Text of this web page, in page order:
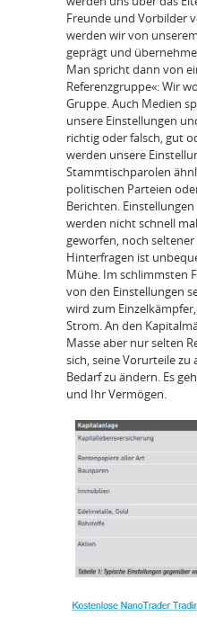
Freunde und Vorbilder
werden wir von
geprägt und
Man spricht dann von
Referenzgruppe«: Wir
Gruppe. Auch Medien
unsere Einstellungen
richtig oder falsch, gut
werden unsere
Stammtischparolen
politischen Parteien
Berichten.
werden nicht schnell
geworfen, noch
Hinterfragen ist
Mühe. Im schlimmsten
von den Einstellungen
wird zum
Strom. An den
Masse aber nur selten
sich, seine Vorurteile zu
Bedarf zu ändern. Es
und Ihr Vermögen.